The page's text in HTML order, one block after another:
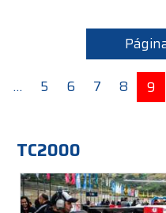
… 5 6 7 8 9
TC2000